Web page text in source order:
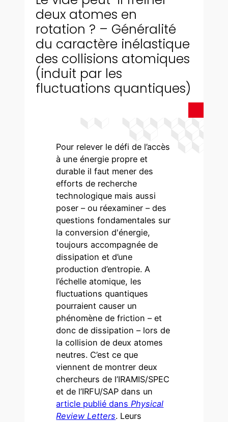
deux atomes en
rotation ? – Généralité
du caractère inélastique
des collisions atomiques
(induit par les
fluctuations quantiques)
Pour relever le défi de l’accès
à une énergie propre et
durable il faut mener des
efforts de recherche
technologique mais aussi
poser – ou réexaminer – des
questions fondamentales sur
la conversion d'énergie,
toujours accompagnée de
dissipation et d’une
production d’entropie. A
l’échelle atomique, les
fluctuations quantiques
pourraient causer un
phénomène de friction – et
donc de dissipation – lors de
la collision de deux atomes
neutres. C’est ce que
viennent de montrer deux
chercheurs de l’IRAMIS/SPEC
et de l’IRFU/SAP dans un
article publié dansPhysical
Review Letters. Leurs